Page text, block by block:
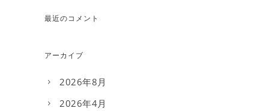
最近のコメント
アーカイブ
2026年8月
2026年4月